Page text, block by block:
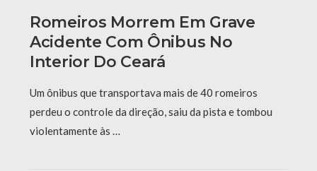
Romeiros Morrem Em Grave
Acidente Com Ônibus No
Interior Do Ceará
Um ônibus que transportava mais de 40 romeiros
perdeu o controle da direção, saiu da pista e tombou
violentamente às …